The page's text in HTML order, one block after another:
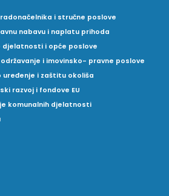
i stručne poslove
nabavu i naplatu prihoda
djelatnosti i opće poslove
i imovinsko- pravne poslove
i zaštitu okoliša
razvoj i fondove EU
komunalnih djelatnosti